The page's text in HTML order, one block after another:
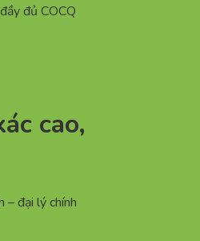
đủ COCQ
cao,
– đại lý chính